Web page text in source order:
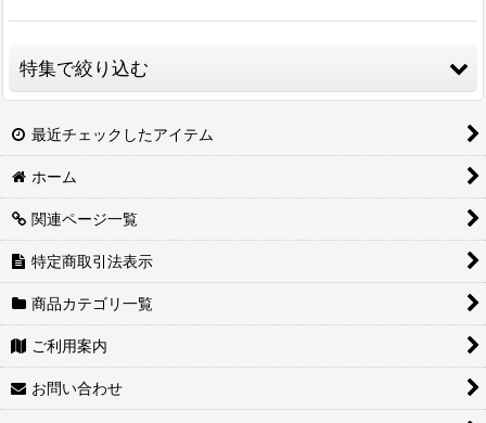
特集で絞り込む
コーチャンフォー限定特典付き商品
コーチャンフォーマルシェオリジナル商品
コーチャンフォー限定商品
佐藤優樹さん関連商品
ふみさん限定グッズ
みおりんイベント参加券
コーチャンフォー限定サイン入り商品
最近チェックしたアイテム
ホーム
関連ページ一覧
特定商取引法表示
商品カテゴリ一覧
ご利用案内
お問い合わせ